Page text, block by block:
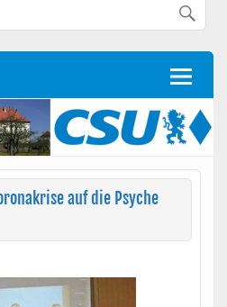
auf die Psyche